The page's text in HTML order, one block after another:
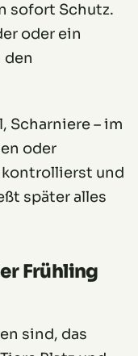
sofort Schutz.
oder ein
den
Scharniere – im
oder
und
später alles
Frühling
sind, das